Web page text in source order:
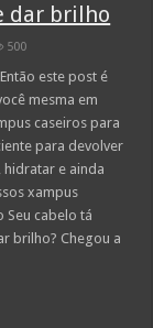
dar brilho
500
este post é
mesma em
caseiros para
para devolver
hidratar e ainda
xampus
Seu cabelo tá
brilho? Chegou a